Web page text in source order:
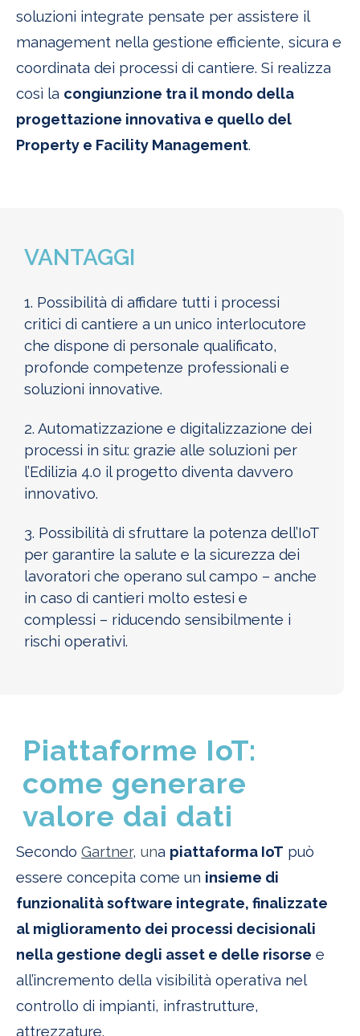
soluzioni integrate pensate per assistere il
management nella gestione efficiente, sicura e
coordinata dei processi di cantiere. Si realizza
così la congiunzione tra il mondo della
progettazione innovativa e quello del
Property e Facility Management.
VANTAGGI
1. Possibilità di affidare tutti i processi
critici di cantiere a un unico interlocutore
che dispone di personale qualificato,
profonde competenze professionali e
soluzioni innovative.
2. Automatizzazione e digitalizzazione dei
processi in situ: grazie alle soluzioni per
l’Edilizia 4.0 il progetto diventa davvero
innovativo.
3. Possibilità di sfruttare la potenza dell’IoT
per garantire la salute e la sicurezza dei
lavoratori che operano sul campo – anche
in caso di cantieri molto estesi e
complessi – riducendo sensibilmente i
rischi operativi.
Piattaforme IoT:
come generare
valore dai dati
Secondo Gartner, una piattaforma IoT può
essere concepita come un insieme di
funzionalità software integrate, finalizzate
al miglioramento dei processi decisionali
nella gestione degli asset e delle risorse e
all’incremento della visibilità operativa nel
controllo di impianti, infrastrutture,
attrezzature.